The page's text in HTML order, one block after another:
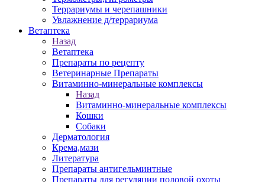
Террариумы и черепашники
Увлажнение д/террариума
Ветаптека
Назад
Ветаптека
Препараты по рецепту
Ветеринарные Препараты
Витаминно-минеральные комплексы
Назад
Витаминно-минеральные комплексы
Кошки
Собаки
Дерматология
Крема,мази
Литература
Препараты антигельминтные
Препараты для регуляции половой охоты